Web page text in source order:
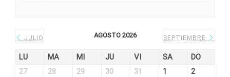
JULIO AGOSTO 2026 SEPTIEMBRE
LU MA MI JU VI SA DO
27 28 29 30 31 1 2